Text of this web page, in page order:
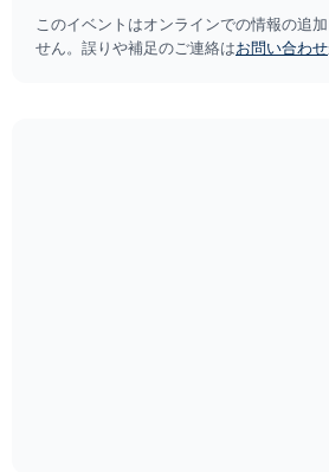
このイベントはオンラインでの情報の追
せん。誤りや補足のご連絡はお問い合わせ